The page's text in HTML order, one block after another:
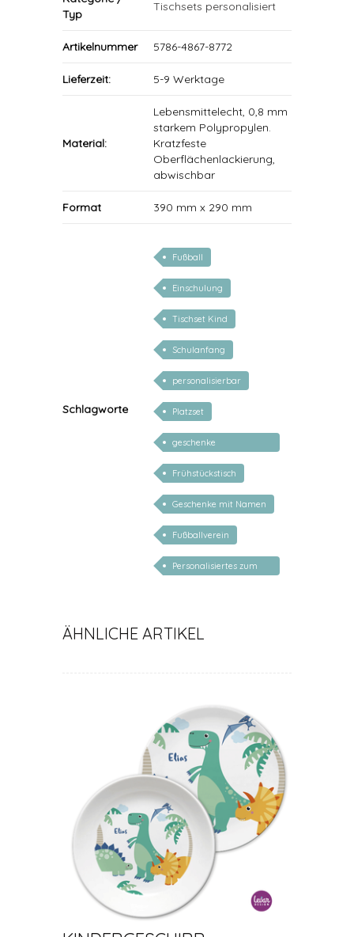
Typ
Tischsets personalisiert
Artikelnummer 5786-4867-8772
Lieferzeit: 5-9 Werktage
Material:
Lebensmittelecht, 0,8 mm
starkem Polypropylen.
Kratzfeste
Oberflächenlackierung,
abwischbar
Format 390 mm x 290 mm
Schlagworte
Fußball
Einschulung
Tischset Kind
Schulanfang
personalisierbar
Platzset
geschenke
personalisiert kinder
Frühstückstisch
Geschenke mit Namen
Fußballverein
Personalisiertes zum
ÄHNLICHE ARTIKEL